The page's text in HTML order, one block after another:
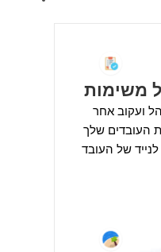
משימות
ועקוב אחר
העובדים שלך
לנייד של העובד